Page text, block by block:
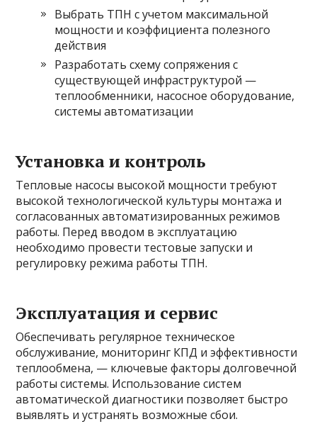
Выбрать ТПН с учетом максимальной
мощности и коэффициента полезного
действия
Разработать схему сопряжения с
существующей инфраструктурой —
теплообменники, насосное оборудование,
системы автоматизации
Установка и контроль
Тепловые насосы высокой мощности требуют
высокой технологической культуры монтажа и
согласованных автоматизированных режимов
работы. Перед вводом в эксплуатацию
необходимо провести тестовые запуски и
регулировку режима работы ТПН.
Эксплуатация и сервис
Обеспечивать регулярное техническое
обслуживание, мониторинг КПД и эффективности
теплообмена, — ключевые факторы долговечной
работы системы. Использование систем
автоматической диагностики позволяет быстро
выявлять и устранять возможные сбои.